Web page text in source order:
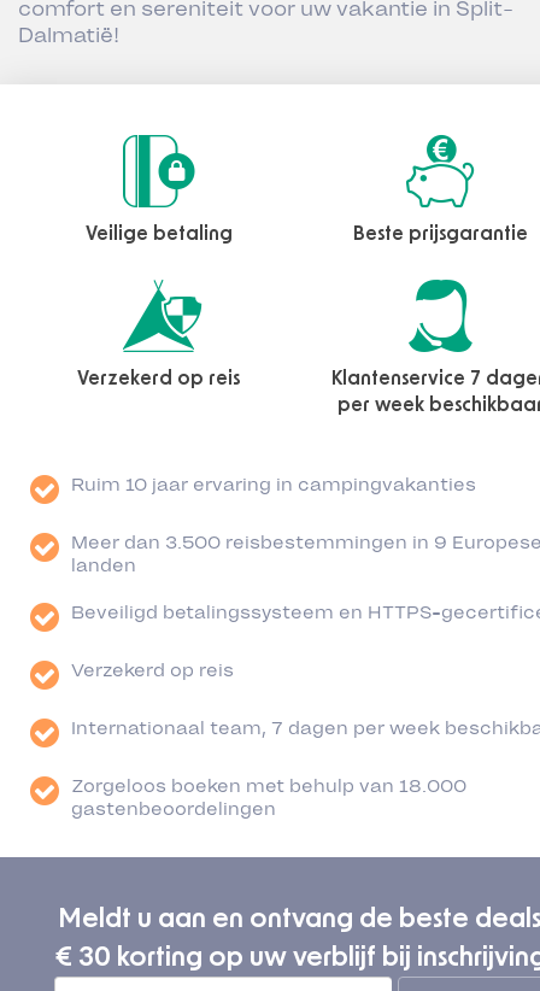
comfort en sereniteit voor uw vakantie in Split-
Dalmatië!
Veilige betaling Beste prijsgarantie
Verzekerd op reis
Klantenservice 7
per week
Ruim 10 jaar ervaring in campingvakanties
Meer dan 3.500 reisbestemmingen in 9
landen
Beveiligd betalingssysteem en HTTPS-
Verzekerd op reis
Internationaal team, 7 dagen per week
Zorgeloos boeken met behulp van 18.000
gastenbeoordelingen
Meldt u aan en ontvang de beste deals
€ 30 korting op uw verblijf bij